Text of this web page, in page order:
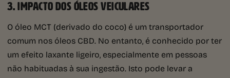
3. IMPACTO DOS ÓLEOS VEICULARES
O óleo MCT (derivado do coco) é um transportador
comum nos óleos CBD. No entanto, é conhecido por ter
um efeito laxante ligeiro, especialmente em pessoas
não habituadas à sua ingestão. Isto pode levar a